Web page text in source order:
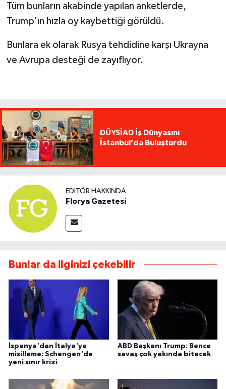
Tüm bunların akabinde yapılan anketlerde,
Trump'ın hızla oy kaybettiği görüldü.
Bunlara ek olarak Rusya tehdidine karşı Ukrayna
ve Avrupa desteği de zayıflıyor.
DÜYSİAD İş Dünyasını
İstanbul’da Buluşturdu
EDITÖR HAKKINDA
Florya Gazetesi
Bunlar da ilginizi çekebilir
İspanya'dan İtalya'ya
misilleme: Schengen'de
yeni sınır krizi
ABD Başkanı Trump: Bence
savaş çok yakında bitecek